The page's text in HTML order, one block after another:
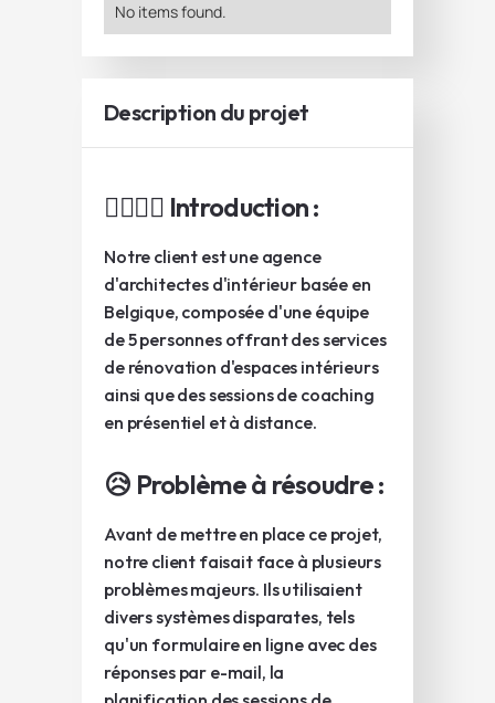
No items found.
Description du projet
🙋‍♀️🙋‍♂️ Introduction :
Notre client est une agence
d'architectes d'intérieur basée en
Belgique, composée d'une équipe
de 5 personnes offrant des services
de rénovation d'espaces intérieurs
ainsi que des sessions de coaching
en présentiel et à distance.
😥 Problème à résoudre :
Avant de mettre en place ce projet,
notre client faisait face à plusieurs
problèmes majeurs. Ils utilisaient
divers systèmes disparates, tels
qu'un formulaire en ligne avec des
réponses par e-mail, la